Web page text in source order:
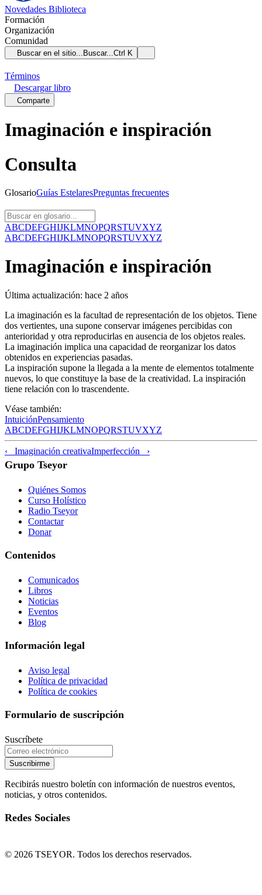
Novedades Biblioteca
Formación
Organización
Comunidad
Buscar en el sitio... Buscar...Ctrl K
Términos
Descargarlibro
Comparte
Imaginación e inspiración
Consulta
GlosarioGuías EstelaresPreguntas frecuentes
ABCDEFGHIJKLMNOPQRSTUVXYZ
ABCDEFGHIJKLMNOPQRSTUVXYZ
Imaginación e inspiración
Última actualización: hace 2 años
La imaginación es la facultad de representación de los objetos. Tiene
dos vertientes, una supone conservar imágenes percibidas con
anterioridad y otra reproducirlas en ausencia de los objetos reales.
La imaginación implica una capacidad de reorganizar los datos
obtenidos en experiencias pasadas.
La inspiración supone la llegada a la mente de elementos totalmente
nuevos, lo que constituye la base de la creatividad. La inspiración
tiene relación con lo trascendente.
Véase también:
IntuiciónPensamiento
ABCDEFGHIJKLMNOPQRSTUVXYZ
‹ Imaginación creativaImperfección ›
Grupo Tseyor
Quiénes Somos
Curso Holístico
Radio Tseyor
Contactar
Donar
Contenidos
Comunicados
Libros
Noticias
Eventos
Blog
Información legal
Aviso legal
Política de privacidad
Política de cookies
Formulario de suscripción
Suscríbete
Suscribirme
Recibirás nuestro boletín con información de nuestros eventos,
noticias, y otros contenidos.
Redes Sociales
© 2026 TSEYOR. Todos los derechos reservados.